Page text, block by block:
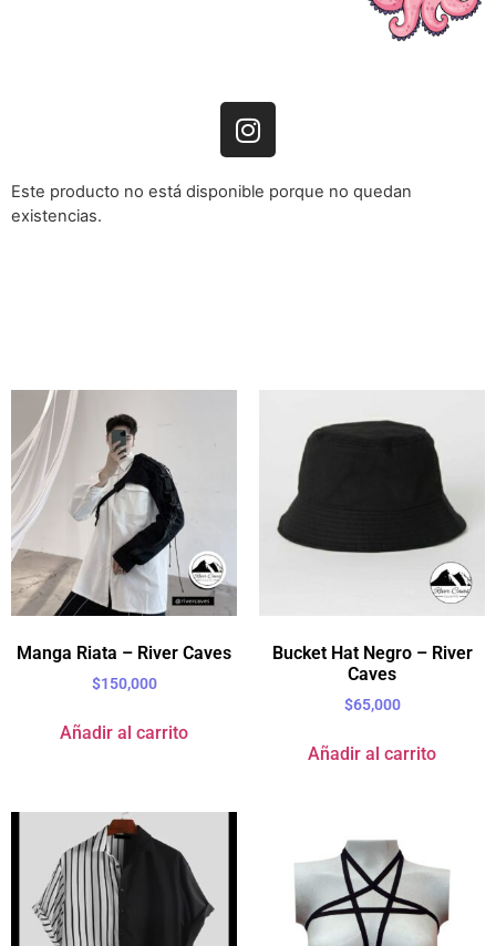
Este producto no está disponible porque no quedan
existencias.
Manga Riata – River Caves
$150,000
Añadir al carrito
Bucket Hat Negro – River
Caves
$65,000
Añadir al carrito